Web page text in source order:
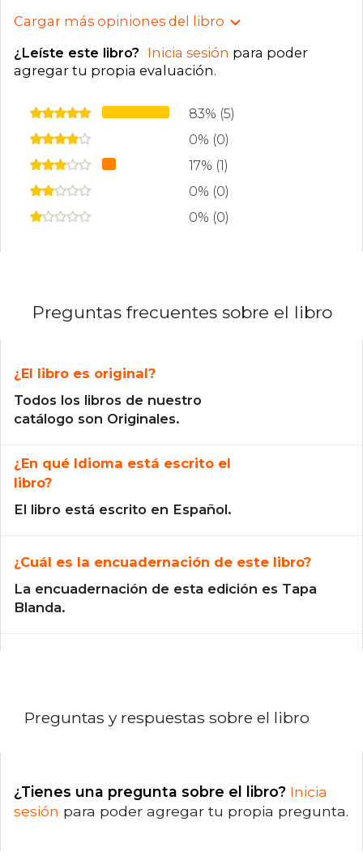
Cargar más opiniones del libro
¿Leíste este libro? Inicia sesión para poder
agregar tu propia evaluación.
83% (5)
0% (0)
17% (1)
0% (0)
0% (0)
Preguntas frecuentes sobre el libro
¿El libro es original?
Todos los libros de nuestro
catálogo son Originales.
¿En qué Idioma está escrito el
libro?
El libro está escrito en Español.
¿Cuál es la encuadernación de este libro?
La encuadernación de esta edición es Tapa
Blanda.
Preguntas y respuestas sobre el libro
¿Tienes una pregunta sobre el libro? Inicia
sesión para poder agregar tu propia pregunta.